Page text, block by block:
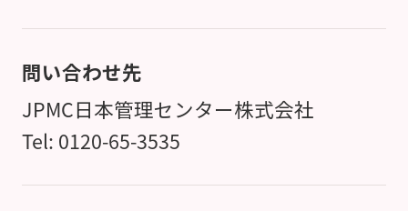
問い合わせ先
JPMC日本管理センター株式会社
Tel: 0120-65-3535